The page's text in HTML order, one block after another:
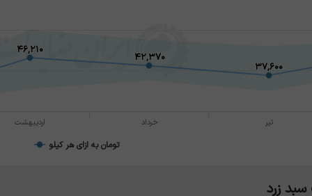
۴۶,۲۱۰
۴۶,۲۱۰
۴۲,۳۷۰
۴۲,۳۷۰
۳۷,۶۰۰
۳۷,۶۰۰
تومان به ازای هر کیلو
اردیبهشت خرداد تیر
زرد